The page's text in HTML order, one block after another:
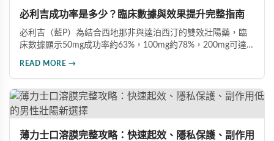
必利吉成功率是多少？臨床數據與效果提升完整指南
必利吉（藍P）為結合西地那非與達泊西汀的雙效壯陽藥，臨
床數據顯示50mg成功率約63%，100mg約78%，200mg可達
READ MORE →
薄力士口溶膜完整攻略：快速起效、隱私保護、副作用